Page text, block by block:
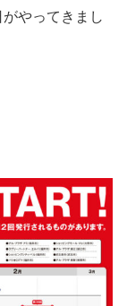
やってきまし